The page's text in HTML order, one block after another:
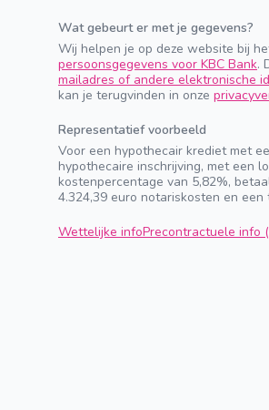
Wat gebeurt er met je gegevens?
Wij helpen je op deze website bij
persoonsgegevens voor KBC Bank.
mailadres of andere elektronische
kan je terugvinden in onze
Representatief voorbeeld
Voor een hypothecair krediet met
hypothecaire inschrijving, met een
kostenpercentage van 5,82%,
4.324,39 euro notariskosten en
Wettelijke infoPrecontractuele info